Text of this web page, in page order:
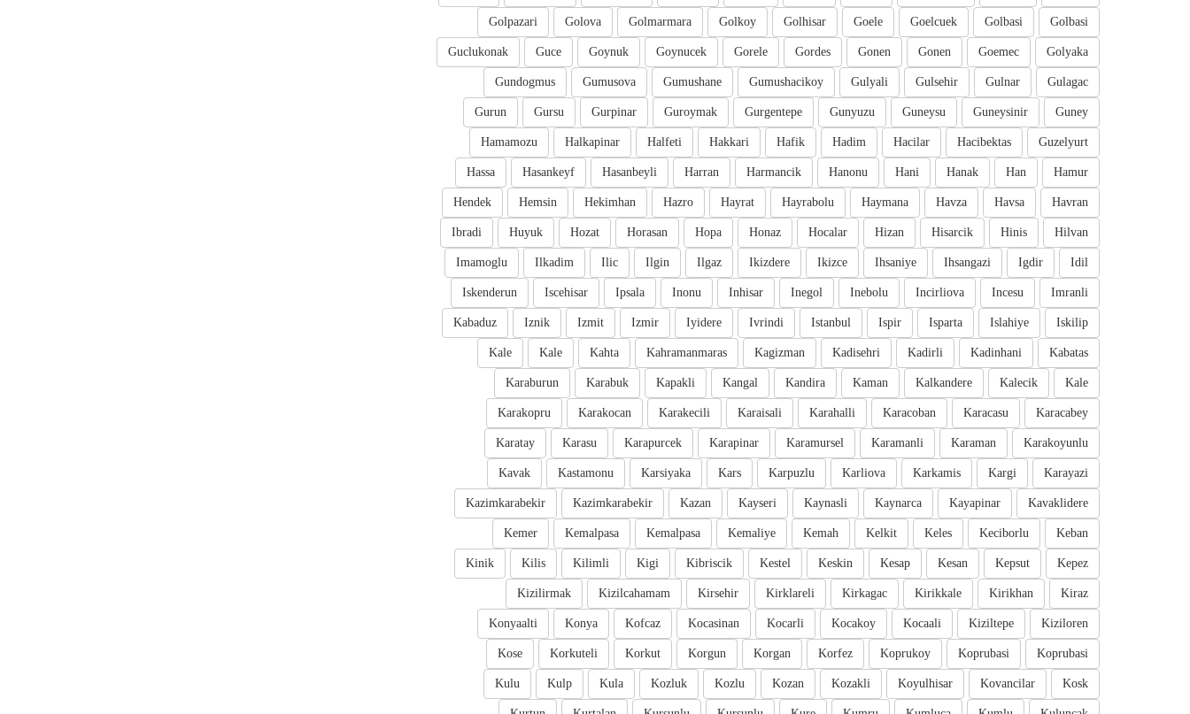
Golbasi
Golbasi
Goelcuek
Goele
Golhisar
Golkoy
Golmarmara
Golova
Golpazari
Golyaka
Goemec
Gonen
Gonen
Gordes
Gorele
Goynucek
Goynuk
Guce
Guclukonak
Gulagac
Gulnar
Gulsehir
Gulyali
Gumushacikoy
Gumushane
Gumusova
Gundogmus
Guney
Guneysinir
Guneysu
Gunyuzu
Gurgentepe
Guroymak
Gurpinar
Gursu
Gurun
Guzelyurt
Hacibektas
Hacilar
Hadim
Hafik
Hakkari
Halfeti
Halkapinar
Hamamozu
Hamur
Han
Hanak
Hani
Hanonu
Harmancik
Harran
Hasanbeyli
Hasankeyf
Hassa
Havran
Havsa
Havza
Haymana
Hayrabolu
Hayrat
Hazro
Hekimhan
Hemsin
Hendek
Hilvan
Hinis
Hisarcik
Hizan
Hocalar
Honaz
Hopa
Horasan
Hozat
Huyuk
Ibradi
Idil
Igdir
Ihsangazi
Ihsaniye
Ikizce
Ikizdere
Ilgaz
Ilgin
Ilic
Ilkadim
Imamoglu
Imranli
Incesu
Incirliova
Inebolu
Inegol
Inhisar
Inonu
Ipsala
Iscehisar
Iskenderun
Iskilip
Islahiye
Isparta
Ispir
Istanbul
Ivrindi
Iyidere
Izmir
Izmit
Iznik
Kabaduz
Kabatas
Kadinhani
Kadirli
Kadisehri
Kagizman
Kahramanmaras
Kahta
Kale
Kale
Kale
Kalecik
Kalkandere
Kaman
Kandira
Kangal
Kapakli
Karabuk
Karaburun
Karacabey
Karacasu
Karacoban
Karahalli
Karaisali
Karakecili
Karakocan
Karakopru
Karakoyunlu
Karaman
Karamanli
Karamursel
Karapinar
Karapurcek
Karasu
Karatay
Karayazi
Kargi
Karkamis
Karliova
Karpuzlu
Kars
Karsiyaka
Kastamonu
Kavak
Kavaklidere
Kayapinar
Kaynarca
Kaynasli
Kayseri
Kazan
Kazimkarabekir
Kazimkarabekir
Keban
Keciborlu
Keles
Kelkit
Kemah
Kemaliye
Kemalpasa
Kemalpasa
Kemer
Kepez
Kepsut
Kesan
Kesap
Keskin
Kestel
Kibriscik
Kigi
Kilimli
Kilis
Kinik
Kiraz
Kirikhan
Kirikkale
Kirkagac
Kirklareli
Kirsehir
Kizilcahamam
Kizilirmak
Kiziloren
Kiziltepe
Kocaali
Kocakoy
Kocarli
Kocasinan
Kofcaz
Konya
Konyaalti
Koprubasi
Koprubasi
Koprukoy
Korfez
Korgan
Korgun
Korkut
Korkuteli
Kose
Kosk
Kovancilar
Koyulhisar
Kozakli
Kozan
Kozlu
Kozluk
Kula
Kulp
Kulu